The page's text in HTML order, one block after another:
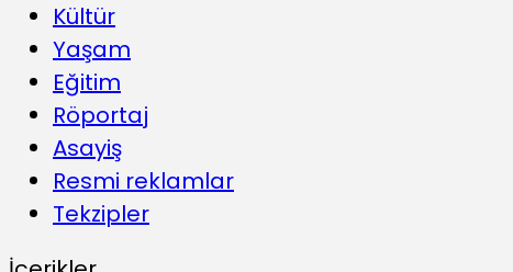
Kültür
Yaşam
Eğitim
Röportaj
Asayiş
Resmi reklamlar
Tekzipler